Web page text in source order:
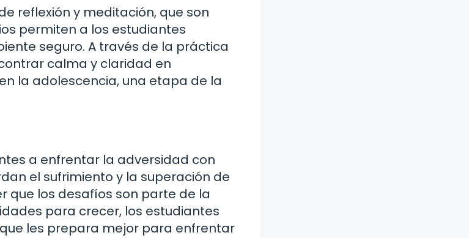
reflexión y meditación, que son
permiten a los estudiantes
seguro. A través de la práctica
calma y claridad en
la adolescencia, una etapa de la
a enfrentar la adversidad con
el sufrimiento y la superación de
que los desafíos son parte de la
para crecer, los estudiantes
les prepara mejor para enfrentar